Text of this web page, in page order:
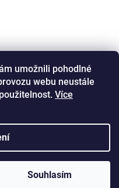
umožnili pohodlné
webu neustále
Více
Souhlasím
and Coffee. Všechna práva